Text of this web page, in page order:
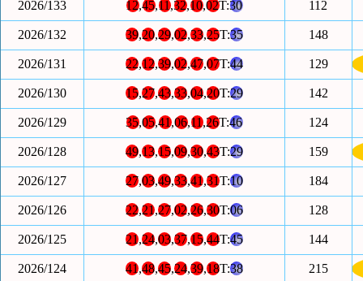
2026/133 12,45,11,32,10,02T:30 112
2026/132 39,20,29,02,33,25T:35 148
2026/131 22,12,39,02,47,07T:44 129
2026/130 15,27,43,33,04,20T:29 142
2026/129 35,05,41,06,11,26T:46 124
2026/128 49,13,15,09,30,43T:29 159
2026/127 27,03,49,33,41,31T:10 184
2026/126 22,21,27,02,26,30T:06 128
2026/125 21,24,03,37,15,44T:45 144
2026/124 41,48,45,24,39,18T:38 215